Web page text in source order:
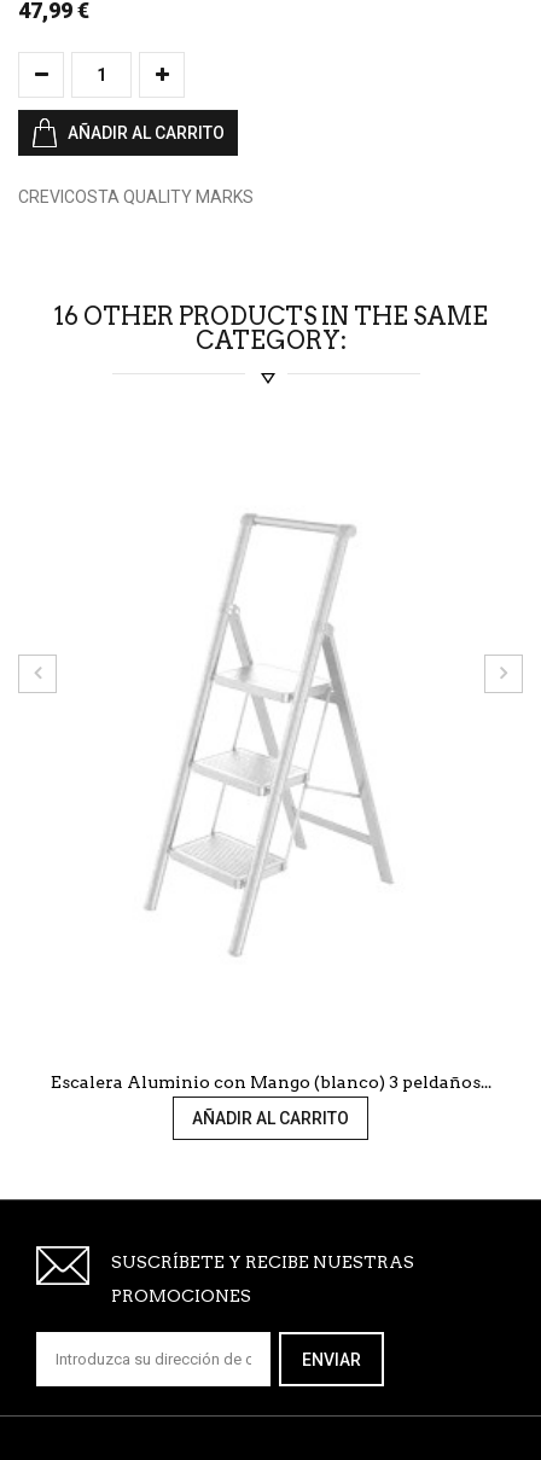
47,99 €
AÑADIR AL CARRITO
CREVICOSTA QUALITY MARKS
16 OTHER PRODUCTS IN THE SAME
CATEGORY:
Escalera Aluminio con Mango (blanco) 3 peldaños...
AÑADIR AL CARRITO
SUSCRÍBETE Y RECIBE NUESTRAS
PROMOCIONES
ENVIAR